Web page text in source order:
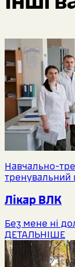
Навчально-
тренувальний
Лікар ВЛК
Без мене ні
ДЕТАЛЬНІШЕ